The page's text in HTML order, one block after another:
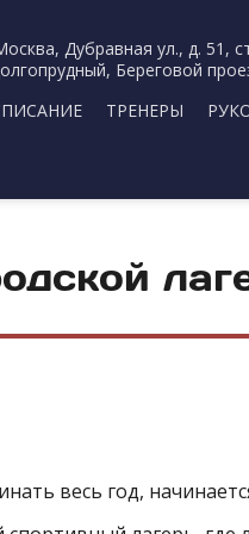
Дубравная ул., д. 51,
Береговой
ТРЕНЕРЫ
весь год,